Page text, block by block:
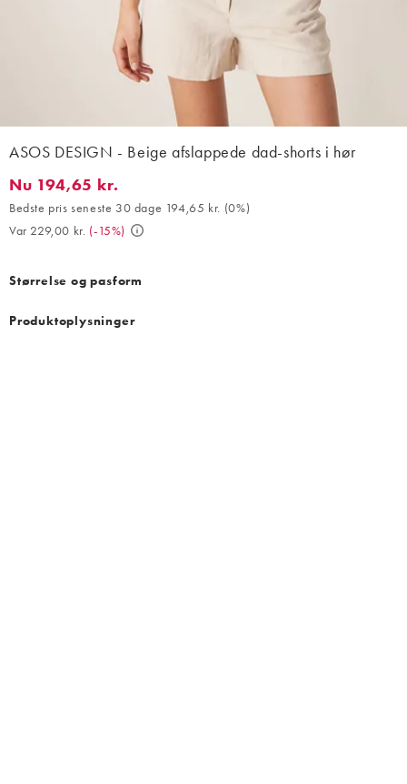
ASOS DESIGN - Beige afslappede dad-shorts i hør
Nu 194,65 kr.. Bedste pris seneste 30 dage 194,65 kr. (0%). Var
Nu 194,65 kr.
Bedste pris seneste 30 dage 194,65 kr. (0%)
Var 229,00 kr. (-15%)
Størrelse og pasform
Produktoplysninger